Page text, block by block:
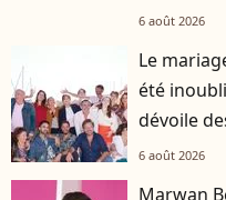
6 août 2026
Le
été
dévoile
6 août 2026
Marwan